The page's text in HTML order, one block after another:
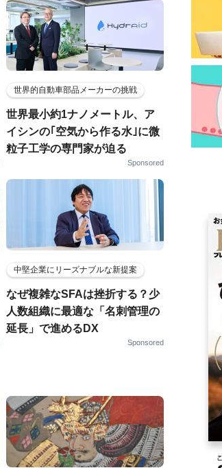
世界的自動車部品メーカーの挑戦
世界最小約1ナノメートル、ア
イシンの｢空気から作る水｣に微
粒子工学の専門家が迫る
Sponsored
中堅企業にリーズナブルな新提案
なぜ複雑なSFAは挫折する？少
人数組織に最適な「名刺管理の
延長」で進めるDX
Sponsored